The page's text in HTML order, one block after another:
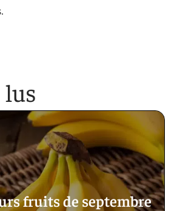
lus
fruits de septembre